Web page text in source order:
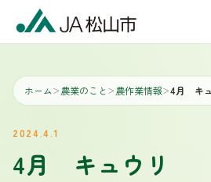
ホーム＞ 農業のこと ＞ 農作業情報＞4月 キ
2024.4.1
4月 キュウリ